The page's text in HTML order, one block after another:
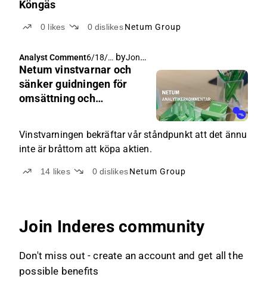
Köngäs
0 likes 0 dislikes Netum Group
Analyst Comment6/18/2
026,
5:24
AM
by Joni Grönqvist
Netum vinstvarnar och
sänker guidningen för
omsättning och
Vinstvarningen bekräftar vår ståndpunkt att det ännu
inte är bråttom att köpa aktien.
14 likes 0dislikesNetum Group
Join Inderes community
Don't miss out - create an account and get all the
possible benefits